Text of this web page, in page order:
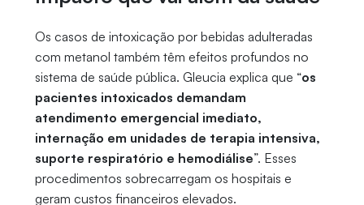
Os casos de intoxicação por bebidas adulteradas
com metanol também têm efeitos profundos no
sistema de saúde pública. Gleucia explica que “os
pacientes intoxicados demandam
atendimento emergencial imediato,
internação em unidades de terapia intensiva,
suporte respiratório e hemodiálise”. Esses
procedimentos sobrecarregam os hospitais e
geram custos financeiros elevados.